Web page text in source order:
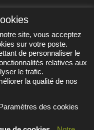
précautions, ...
site, vous acceptez
sur votre poste.
de personnaliser le
relatives aux
le trafic.
la qualité de nos
Paramètres des cookies